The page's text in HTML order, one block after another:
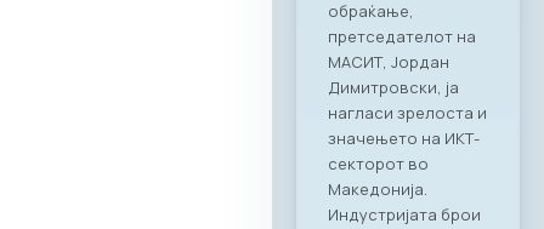
а на Ragusa Group –
лидер во областа
на организација на
корпоративни
настани и
гостопримство.
„Овој настан
потврди дека
најдобрите идеи и